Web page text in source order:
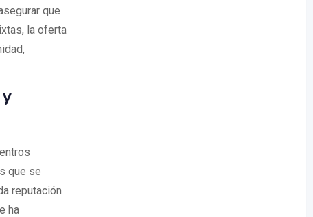
que
la oferta
que se
reputación
ha